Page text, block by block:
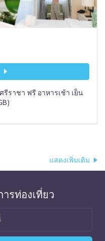
ราชา ฟรี อาหารเช้า เย็น
แสดงเพิ่มเติม
รท่องเที่ยว